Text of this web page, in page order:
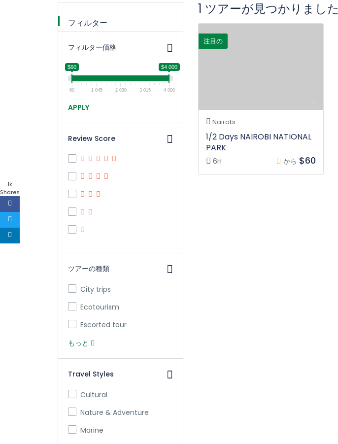
1k
Shares
フィルター
フィルター価格
$60 $4 000
60 1 045 2 030 3 015 4 000
APPLY
Review Score
ツアーの種類
City trips
Ecotourism
Escorted tour
もっと
Travel Styles
Cultural
Nature & Adventure
Marine
1 ツアーが見つかりました
注目の
Nairobi
1/2 Days NAIROBI NATIONAL
PARK
6H から $60